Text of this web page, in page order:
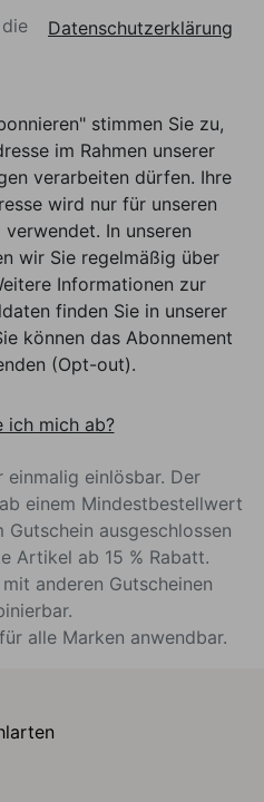
Datenschutzerklärung
stimmen Sie zu,
im Rahmen unserer
verarbeiten dürfen. Ihre
wird nur für unseren
In unseren
wir Sie regelmäßig über
Informationen zur
finden Sie in unserer
können das Abonnement
(Opt-out).
ich mich ab?
einmalig einlösbar. Der
einem Mindestbestellwert
ausgeschlossen
Artikel ab 15 % Rabatt.
anderen Gutscheinen
alle Marken anwendbar.